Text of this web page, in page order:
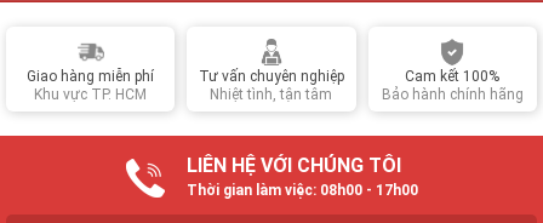
Giao hàng miễn phí
Khu vực TP. HCM
Tư vấn chuyên nghiệp
Nhiệt tình, tận tâm
Cam kết 100%
Bảo hành chính hãng
LIÊN HỆ VỚI CHÚNG TÔI
Thời gian làm việc: 08h00 - 17h00